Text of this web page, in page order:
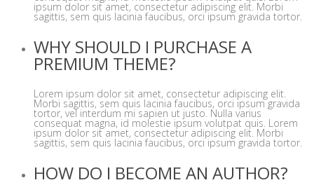
ipsum dolor sit amet, consectetur adipiscing elit. Morbi
sagittis, sem quis lacinia faucibus, orci ipsum gravida tortor.
WHY SHOULD I PURCHASE A
PREMIUM THEME?
Lorem ipsum dolor sit amet, consectetur adipiscing elit.
Morbi sagittis, sem quis lacinia faucibus, orci ipsum gravida
tortor, vel interdum mi sapien ut justo. Nulla varius
consequat magna, id molestie ipsum volutpat quis. Lorem
ipsum dolor sit amet, consectetur adipiscing elit. Morbi
sagittis, sem quis lacinia faucibus, orci ipsum gravida tortor.
HOW DO I BECOME AN AUTHOR?